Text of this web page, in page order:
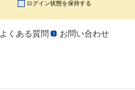
ログイン状態を保持する
よくある質問 お問い合わせ